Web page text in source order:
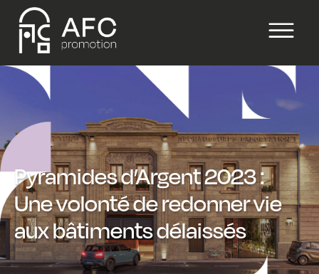
Pyramides d’Argent 2023 :
Une volonté de redonner vie
aux bâtiments délaissés